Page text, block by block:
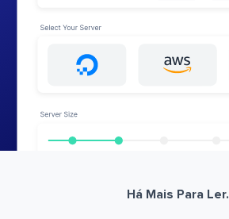
Há Mais Para Ler.